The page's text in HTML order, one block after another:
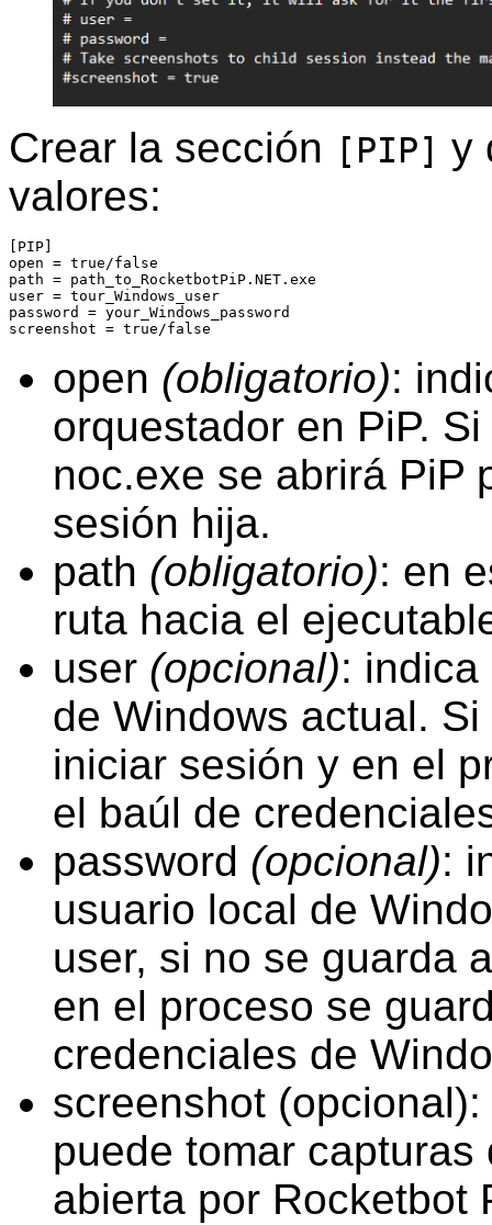
Crear la sección [PIP] y
valores:
[PIP]
open = true/false
path = path_to_RocketbotPiP.NET.exe
user = tour_Windows_user
password = your_Windows_password
screenshot = true/false
open (obligatorio):
orquestador en PiP.
noc.exe se abrirá PiP
sesión hija.
path (obligatorio): en
ruta hacia el
user (opcional):
de Windows actual.
iniciar sesión y en el
el baúl de
password (opcional):
usuario local de
user, si no se guarda
en el proceso se
credenciales de
screenshot
puede tomar
abierta por Rocketbot